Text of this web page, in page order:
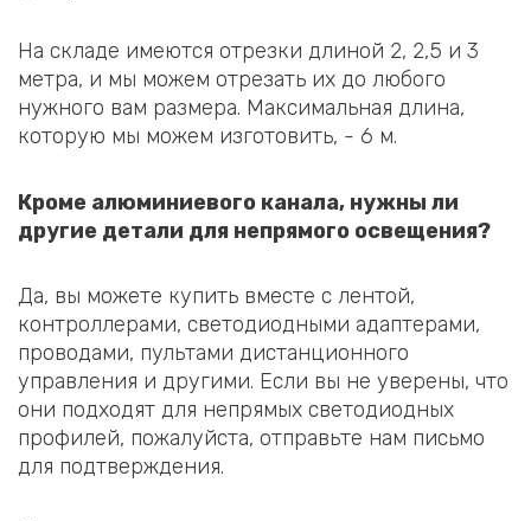
На складе имеются отрезки длиной 2, 2,5 и 3
метра, и мы можем отрезать их до любого
нужного вам размера. Максимальная длина,
которую мы можем изготовить, - 6 м.
Кроме алюминиевого канала, нужны ли
другие детали для непрямого освещения?
Да, вы можете купить вместе с лентой,
контроллерами, светодиодными адаптерами,
проводами, пультами дистанционного
управления и другими. Если вы не уверены, что
они подходят для непрямых светодиодных
профилей, пожалуйста, отправьте нам письмо
для подтверждения.